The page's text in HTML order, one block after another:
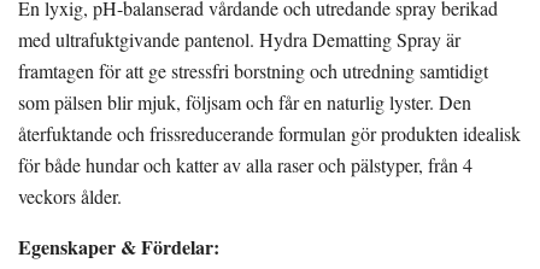
En lyxig, pH-balanserad vårdande och utredande spray berikad
med ultrafuktgivande pantenol. Hydra Dematting Spray är
framtagen för att ge stressfri borstning och utredning samtidigt
som pälsen blir mjuk, följsam och får en naturlig lyster. Den
återfuktande och frissreducerande formulan gör produkten idealisk
för både hundar och katter av alla raser och pälstyper, från 4
veckors ålder.
Egenskaper & Fördelar: